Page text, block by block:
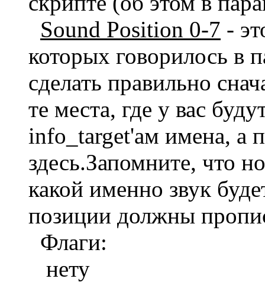
Sound Position 0-7 -
которых говорилось в
сделать правильно
те места, где у вас
info_target'ам имена, а
здесь.Запомните, что
какой именно звук
позиции должны
Флаги:
нету